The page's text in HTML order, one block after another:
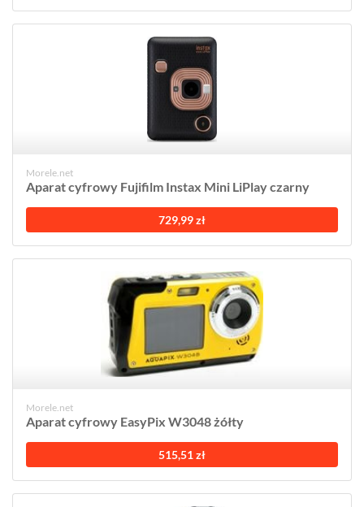
Morele.net
Aparat cyfrowy Fujifilm Instax Mini LiPlay czarny
729,99 zł
Morele.net
Aparat cyfrowy EasyPix W3048 żółty
515,51 zł